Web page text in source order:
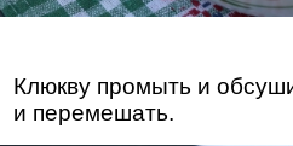
Клюкву промыть и
и перемешать.